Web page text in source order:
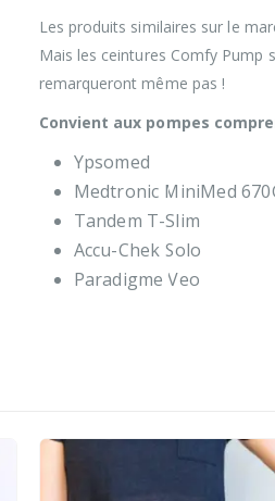
Les produits similaires sur le
Mais les ceintures Comfy
remarqueront même pas !
Convient aux pompes
Ypsomed
Medtronic MiniMed
Tandem T-Slim
Accu-Chek Solo
Paradigme Veo